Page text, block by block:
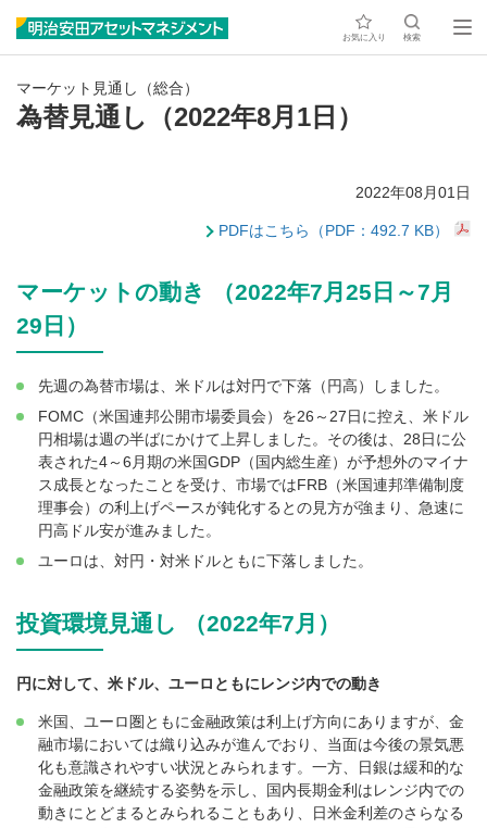
お気に入り 検索
マーケット見通し（総合）
為替見通し（2022年8月1日）
2022年08月01日
PDFはこちら（PDF：492.7 KB）
マーケットの動き （2022年7月25日～7月
29日）
先週の為替市場は、米ドルは対円で下落（円高）しました。
FOMC（米国連邦公開市場委員会）を26～27日に控え、米ドル
円相場は週の半ばにかけて上昇しました。その後は、28日に公
表された4～6月期の米国GDP（国内総生産）が予想外のマイナ
ス成長となったことを受け、市場ではFRB（米国連邦準備制度
理事会）の利上げペースが鈍化するとの見方が強まり、急速に
円高ドル安が進みました。
ユーロは、対円・対米ドルともに下落しました。
投資環境見通し （2022年7月）
円に対して、米ドル、ユーロともにレンジ内での動き
米国、ユーロ圏ともに金融政策は利上げ方向にありますが、金
融市場においては織り込みが進んでおり、当面は今後の景気悪
化も意識されやすい状況とみられます。一方、日銀は緩和的な
金融政策を継続する姿勢を示し、国内長期金利はレンジ内での
動きにとどまるとみられることもあり、日米金利差のさらなる